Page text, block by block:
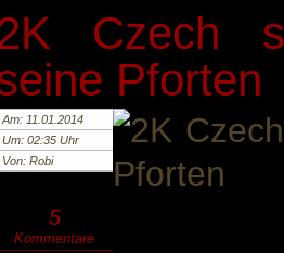
Czech
Pforten
Am: 11.01.2014
Um: 02:35 Uhr
Von: Robi
5
Kommentare